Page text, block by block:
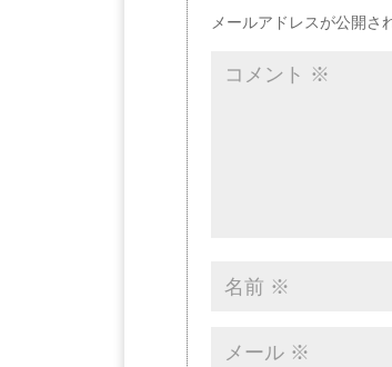
メールアドレスが公開さ